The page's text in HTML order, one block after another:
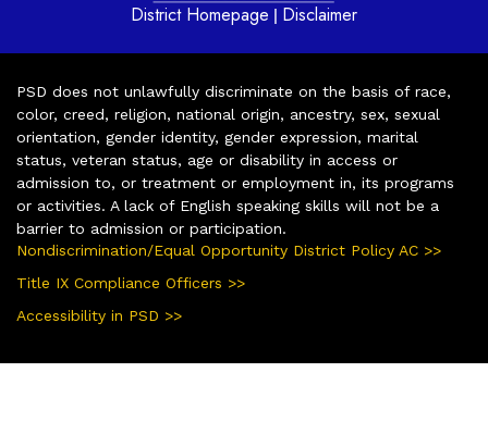
District Homepage | Disclaimer
PSD does not unlawfully discriminate on the basis of race,
color, creed, religion, national origin, ancestry, sex, sexual
orientation, gender identity, gender expression, marital
status, veteran status, age or disability in access or
admission to, or treatment or employment in, its programs
or activities. A lack of English speaking skills will not be a
barrier to admission or participation.
Nondiscrimination/Equal Opportunity District Policy AC >>
Title IX Compliance Officers >>
Accessibility in PSD >>